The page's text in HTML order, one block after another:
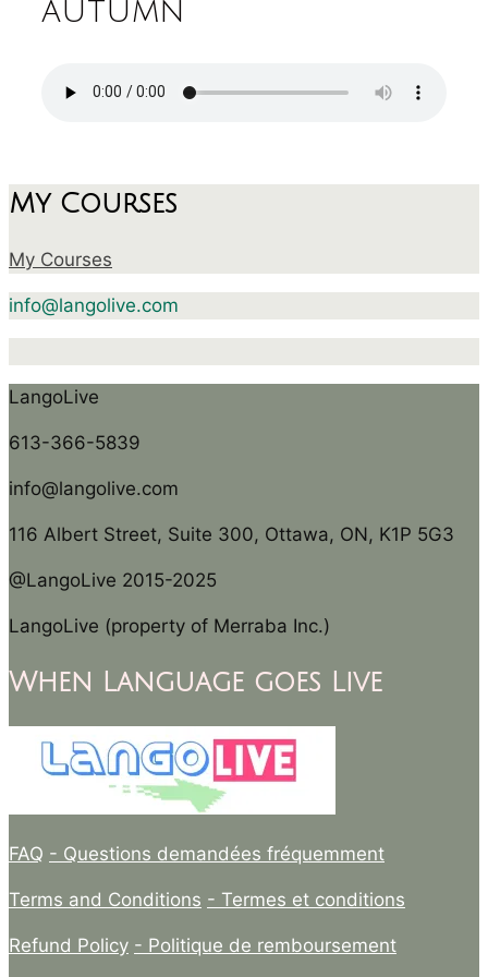
autumn
My Courses
My Courses
info@langolive.com
LangoLive
613-366-5839
info@langolive.com
116 Albert Street, Suite 300, Ottawa, ON, K1P 5G3
@LangoLive 2015-2025
LangoLive (property of Merraba Inc.)
When Language goes Live
FAQ - Questions demandées fréquemment
Terms and Conditions - Termes et conditions
Refund Policy - Politique de remboursement